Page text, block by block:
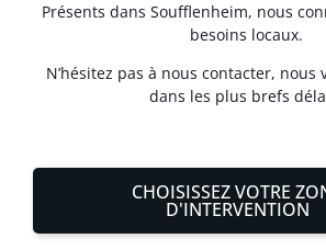
Présents dans Soufflenheim, nous
besoins locaux.
N’hésitez pas à nous contacter, nous
dans les plus brefs
CHOISISSEZ VOTRE
D'INTERVENTION